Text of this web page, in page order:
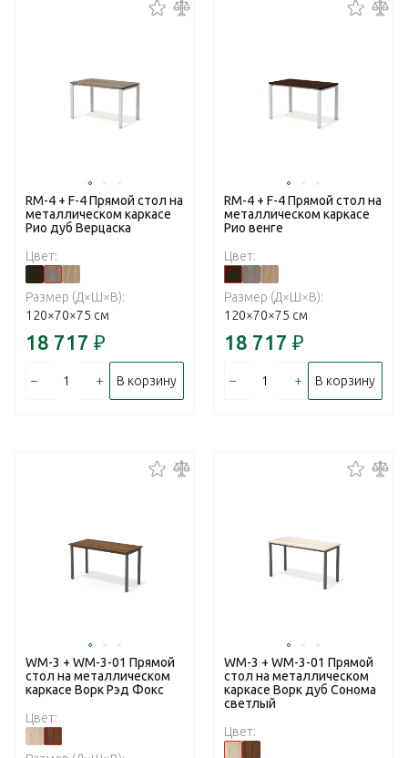
RM-4 + F-4 Прямой стол на
металлическом каркасе
Рио дуб Верцаска
Цвет:
Размер (Д×Ш×В):
120×70×75 см
18 717 ₽
– + В корзину
RM-4 + F-4 Прямой стол на
металлическом каркасе
Рио венге
Цвет:
Размер (Д×Ш×В):
120×70×75 см
18 717 ₽
– + В корзину
WM-3 + WM-3-01 Прямой
стол на металлическом
каркасе Ворк Рэд Фокс
Цвет:
WM-3 + WM-3-01 Прямой
стол на металлическом
каркасе Ворк дуб Сонома
светлый
Цвет: